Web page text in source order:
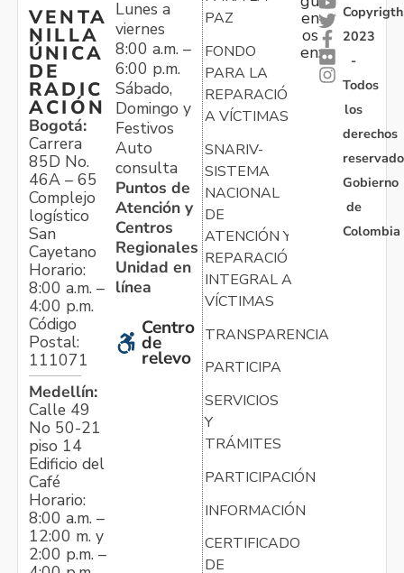
VENTA
NILLA
ÚNICA
DE
RADIC
ACIÓN
Bogotá:
Carrera
85D No.
46A – 65
Complejo
logístico
San
Cayetano
Horario:
8:00 a.m. –
4:00 p.m.
Código
Postal:
111071
Medellín:
Calle 49
No 50-21
piso 14
Edificio del
Café
Horario:
8:00 a.m. –
12:00 m. y
2:00 p.m. –
Lunes a
viernes
8:00 a.m. –
6:00 p.m.
Sábado,
Domingo y
Festivos
Auto
consulta
Puntos de
Atención y
Centros
Regionales
Unidad en
línea
Centro
de
relevo
PAZ
FONDO
PARA LA
REPARACIÓN
A VÍCTIMAS
SNARIV-
SISTEMA
NACIONAL
DE
ATENCIÓN Y
REPARACIÓN
INTEGRAL A
VÍCTIMAS
TRANSPARENCIA
PARTICIPA
SERVICIOS
Y
TRÁMITES
PARTICIPACIÓN
INFORMACIÓN
CERTIFICADO
DE
en
os
en:
Copyrigth
2023
-
Todos
los
derechos
Gobierno
de
Colombia